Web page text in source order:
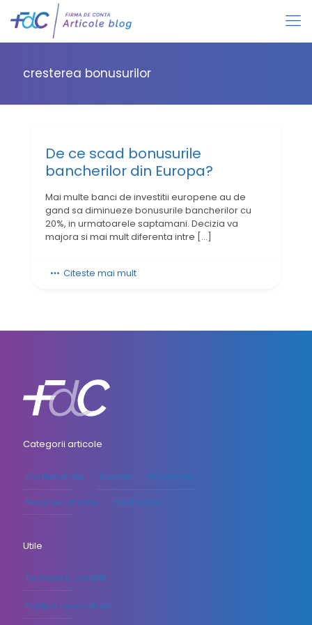
cresterea bonusurilor
De ce scad bonusurile
bancherilor din Europa?
Mai multe banci de investitii europene au de
gand sa diminueze bonusurile bancherilor cu
20%, in urmatoarele saptamani. Decizia va
majora si mai mult diferenta intre […]
Citeste mai mult
Categorii articole
Contabilitate Finante
Fiscalitate
Resurse Umane
Salarizare
Utile
Termeni si conditii
Politica de cookies